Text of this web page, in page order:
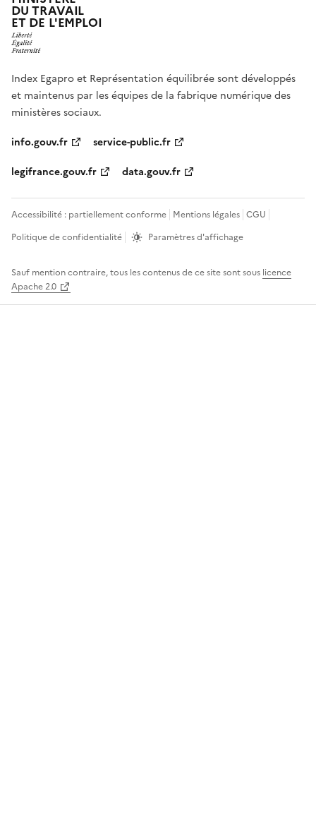
DU TRAVAIL
ET DE L'EMPLOI
Index Egapro et Représentation équilibrée sont développés
et maintenus par les équipes de la fabrique numérique des
ministères sociaux.
info.gouv.fr
service-public.fr
legifrance.gouv.fr
data.gouv.fr
Accessibilité : partiellement conforme Mentions légales CGU
Politique de confidentialité
Paramètres d'affichage
Sauf mention contraire, tous les contenus de ce site sont sous licence
Apache 2.0